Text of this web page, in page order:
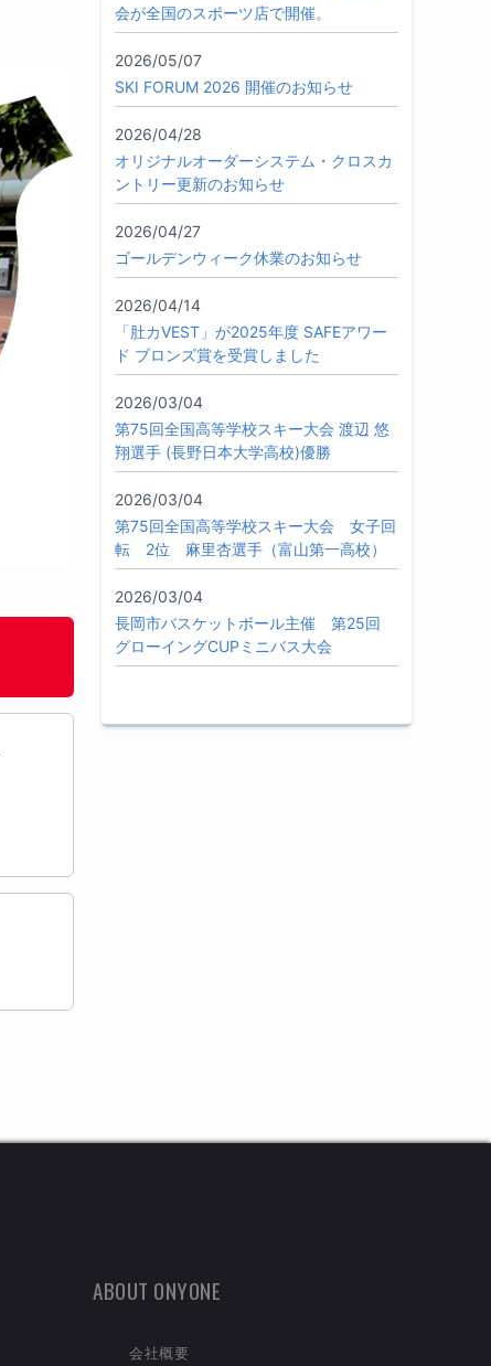
会が全国のスポーツ店で開催。
2026/05/07
SKI FORUM 2026 開催のお知らせ
2026/04/28
オリジナルオーダーシステム・クロスカ
ントリー更新のお知らせ
2026/04/27
ゴールデンウィーク休業のお知らせ
2026/04/14
「肚カVEST」が2025年度 SAFEアワー
ド ブロンズ賞を受賞しました
2026/03/04
第75回全国高等学校スキー大会 渡辺 悠
翔選手 (長野日本大学高校)優勝
2026/03/04
第75回全国高等学校スキー大会 女子回
転 2位 麻里杏選手（富山第一高校）
2026/03/04
長岡市バスケットボール主催 第25回
グローイングCUPミニバス大会
ABOUT ONYONE
会社概要